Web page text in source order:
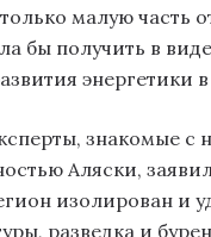
малую часть
бы получить в
энергетики
знакомые с
Аляски,
изолирован и
разведка и